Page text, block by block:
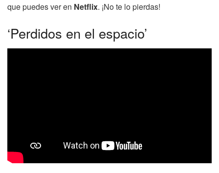
que puedes ver en Netflix. ¡No te lo pierdas!
‘Perdidos en el espacio’